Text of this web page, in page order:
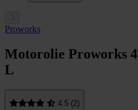
Proworks
Motorolie Proworks
L
4.5 (2)